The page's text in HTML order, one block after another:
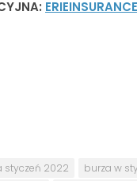
styczeń 2022
burza w